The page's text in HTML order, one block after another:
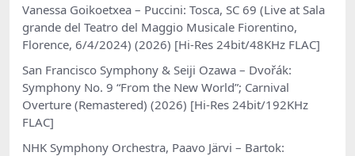
Vanessa Goikoetxea – Puccini: Tosca, SC 69 (Live at Sala
grande del Teatro del Maggio Musicale Fiorentino,
Florence, 6/4/2024) (2026) [Hi-Res 24bit/48KHz FLAC]
San Francisco Symphony & Seiji Ozawa – Dvořák:
Symphony No. 9 “From the New World”; Carnival
Overture (Remastered) (2026) [Hi-Res 24bit/192KHz
FLAC]
NHK Symphony Orchestra, Paavo Järvi – Bartok: